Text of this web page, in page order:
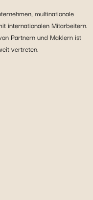
multinationale
internationalen Mitarbeitern.
Partnern und Maklern ist
vertreten.